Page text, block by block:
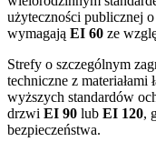
użyteczności publicznej
wymagają EI 60 ze
Strefy o szczególnym
techniczne z
wyższych standardów
drzwi EI 90 lub EI 120,
bezpieczeństwa.